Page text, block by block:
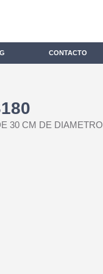
CONTACTO
30 CM DE